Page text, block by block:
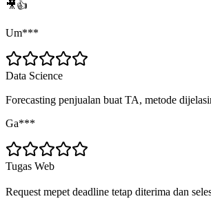
🎥👍
Um***
Data Science
Forecasting penjualan buat TA, metode
Ga***
Tugas Web
Request mepet deadline tetap diterima dan